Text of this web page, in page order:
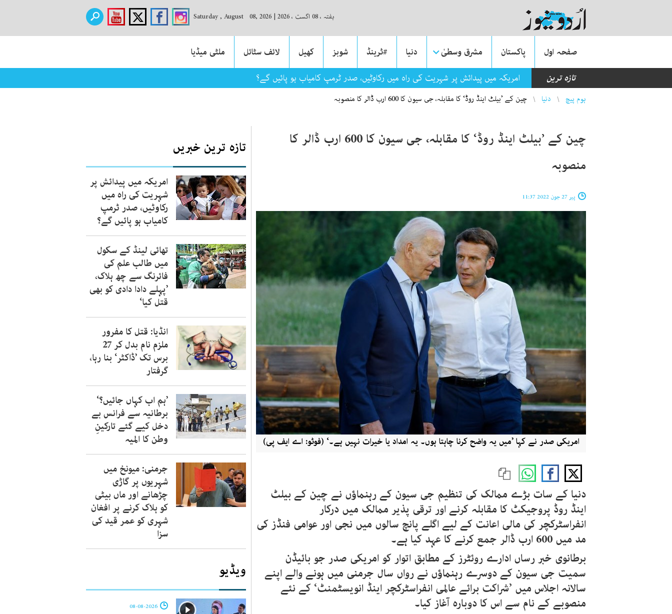
ہفتہ ، 08 اگست ، 2026 |
Saturday , August 08, 2026
صفحہ اول پاکستان مشرق وسطیٰ دنیا #ٹرینڈ شوبز کھیل لائف سٹائل
ملٹی میڈیا
تازہ ترین
امریکہ میں پیدائش پر شہریت کی راہ میں رکاوٹیں، صدر ٹرمپ کامیاب ہو پائیں گے؟
You are here
ہوم پیچ دنیا چین کے ’بیلٹ اینڈ روڈ‘ کا مقابلہ، جی سیون کا 600 ارب ڈالر کا منصوبہ
چین کے ’بیلٹ اینڈ روڈ‘ کا مقابلہ، جی سیون کا 600 ارب ڈالر کا
منصوبہ
پیر 27 جون 2022 11:37
امریکی صدر نے کہا ’میں یہ واضح کرنا چاہتا ہوں۔ یہ امداد یا خیرات نہیں ہے۔‘ (فوٹو: اے ایف پی)
دنیا کے سات بڑے ممالک کی تنظیم جی سیون کے رہنماؤں نے چین کے بیلٹ
اینڈ روڈ پروجیکٹ کا مقابلہ کرنے اور ترقی پذیر ممالک میں درکار
انفراسٹرکچر کی مالی اعانت کے لیے اگلے پانچ سالوں میں نجی اور عوامی فنڈز کی
مد میں 600 ارب ڈالر جمع کرنے کا عہد کیا ہے۔
برطانوی خبر رساں ادارے روئٹرز کے مطابق اتوار کو امریکی صدر جو بائیڈن
سمیت جی سیون کے دوسرے رہنماؤں نے رواں سال جرمنی میں ہونے والے اپنے
سالانہ اجلاس میں ’شراکت برائے عالمی انفراسٹرکچر اینڈ انویسٹمنٹ‘ کے نئے
منصوبے کے نام سے اس کا دوبارہ آغاز کیا۔
تازہ ترین خبریں
امریکہ میں پیدائش پر
شہریت کی راہ میں
رکاوٹیں، صدر ٹرمپ
کامیاب ہو پائیں گے؟
تھائی لینڈ کے سکول
میں طالب علم کی
فائرنگ سے چھ ہلاک،
’پہلے دادا دادی کو بھی
قتل کیا‘
انڈیا: قتل کا مفرور
ملزم نام بدل کر 27
برس تک ’ڈاکٹر‘ بنا رہا،
گرفتار
’ہم اب کہاں جائیں؟‘
برطانیہ سے فرانس بے
دخل کیے گئے تارکینِ
وطن کا المیہ
جرمنی: میونخ میں
شہریوں پر گاڑی
چڑھانے اور ماں بیٹی
کو ہلاک کرنے پر افغان
شہری کو عمر قید کی
سزا
ویڈیو